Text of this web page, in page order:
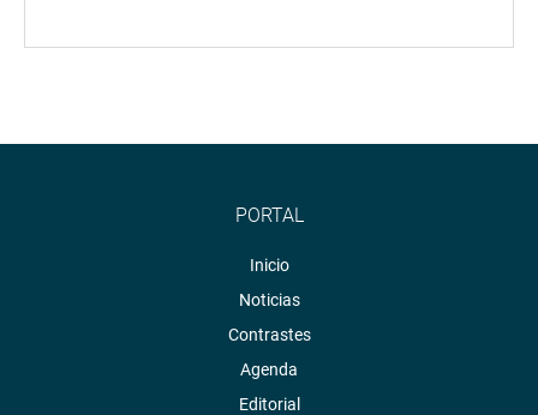
PORTAL
Inicio
Noticias
Contrastes
Agenda
Editorial